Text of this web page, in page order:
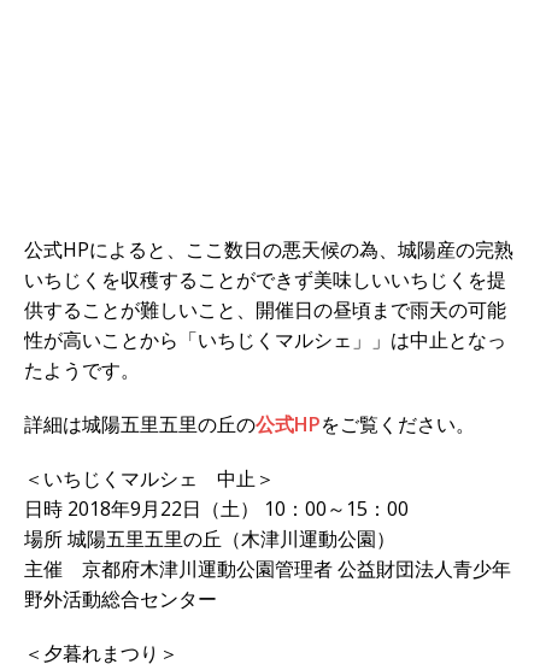
公式HPによると、ここ数日の悪天候の為、城陽産の完熟
いちじくを収穫することができず美味しいいちじくを提
供することが難しいこと、開催日の昼頃まで雨天の可能
性が高いことから「いちじくマルシェ」」は中止となっ
たようです。
詳細は城陽五里五里の丘の公式HPをご覧ください。
＜いちじくマルシェ 中止＞
日時 2018年9月22日（土） 10：00～15：00
場所 城陽五里五里の丘（木津川運動公園）
主催 京都府木津川運動公園管理者 公益財団法人青少年
野外活動総合センター
＜夕暮れまつり＞